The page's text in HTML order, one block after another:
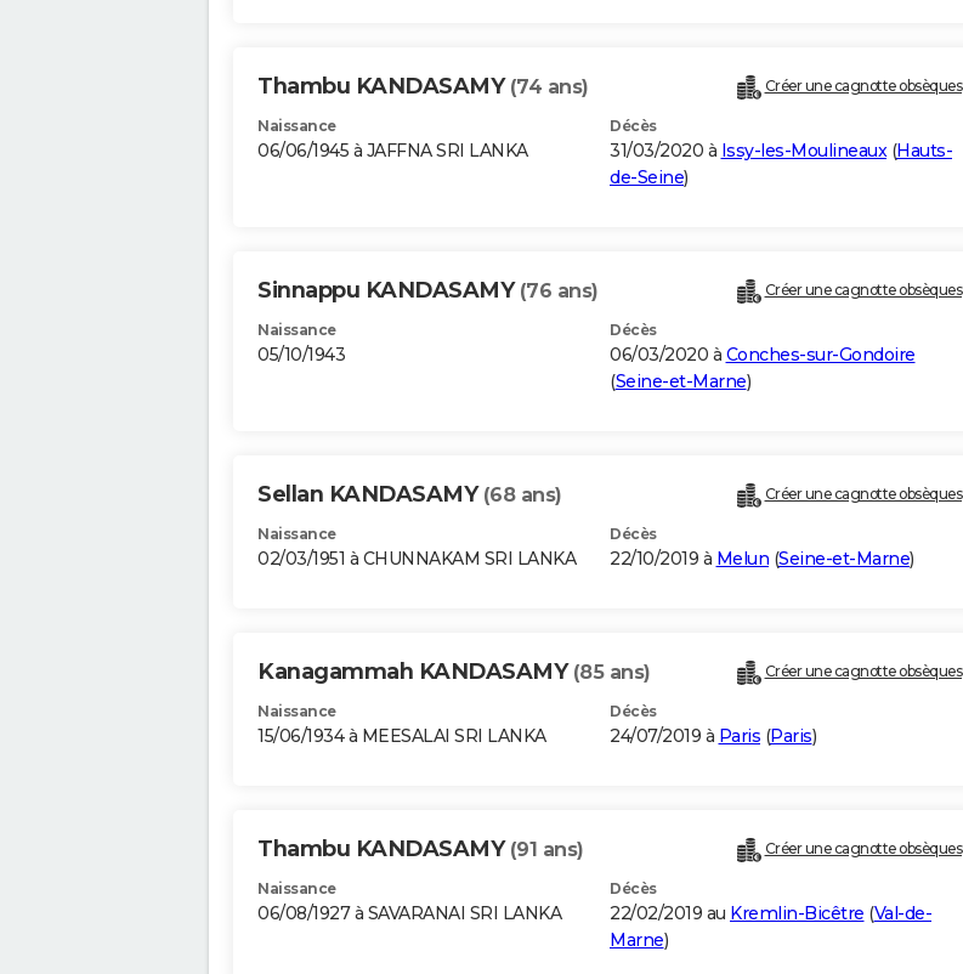
Thambu KANDASAMY (74 ans) Créer une cagnotte obsèques
Naissance
06/06/1945 à JAFFNA SRI LANKA
Décès
31/03/2020 à Issy-les-Moulineaux(Hauts-
de-Seine)
Sinnappu KANDASAMY (76 ans) Créer une cagnotte obsèques
Naissance
05/10/1943
Décès
06/03/2020 à Conches-sur-Gondoire
(Seine-et-Marne)
Sellan KANDASAMY (68 ans) Créer une cagnotte obsèques
Naissance
02/03/1951 à CHUNNAKAM SRI LANKA
Décès
22/10/2019 à Melun (Seine-et-Marne)
Kanagammah KANDASAMY (85 ans) Créer une cagnotte obsèques
Naissance
15/06/1934 à MEESALAI SRI LANKA
Décès
24/07/2019 à Paris (Paris)
Thambu KANDASAMY (91 ans) Créer une cagnotte obsèques
Naissance
06/08/1927 à SAVARANAI SRI LANKA
Décès
22/02/2019 au Kremlin-Bicêtre (Val-de-
Marne)